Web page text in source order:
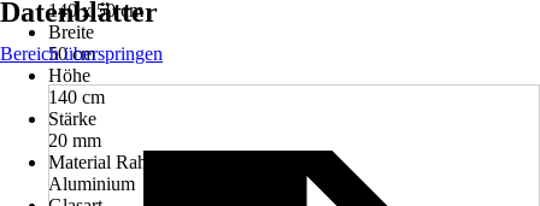
140 x 50 cm
Breite
50 cm
Höhe
140 cm
Stärke
20 mm
Material Rahmen
Aluminium
Datenblätter
Bereich überspringen